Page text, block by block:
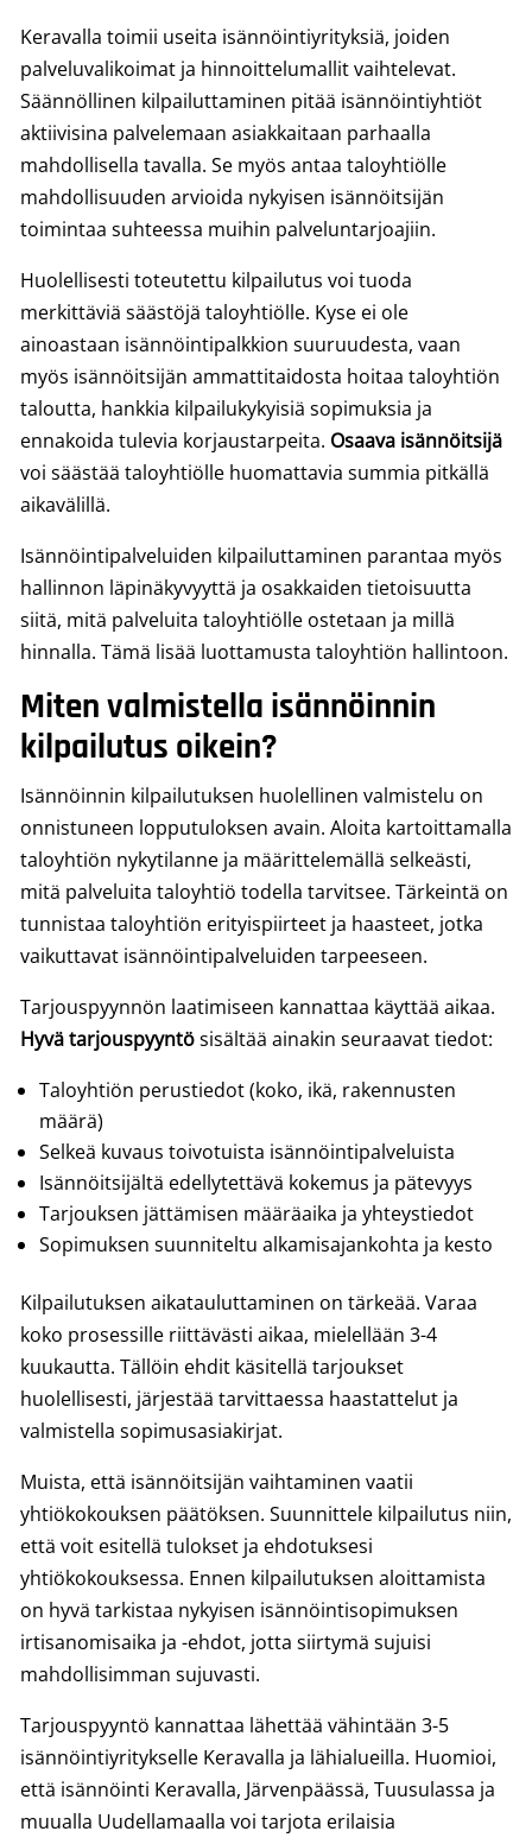
Keravalla toimii useita isännöintiyrityksiä, joiden
palveluvalikoimat ja hinnoittelumallit vaihtelevat.
Säännöllinen kilpailuttaminen pitää isännöintiyhtiöt
aktiivisina palvelemaan asiakkaitaan parhaalla
mahdollisella tavalla. Se myös antaa taloyhtiölle
mahdollisuuden arvioida nykyisen isännöitsijän
toimintaa suhteessa muihin palveluntarjoajiin.
Huolellisesti toteutettu kilpailutus voi tuoda
merkittäviä säästöjä taloyhtiölle. Kyse ei ole
ainoastaan isännöintipalkkion suuruudesta, vaan
myös isännöitsijän ammattitaidosta hoitaa taloyhtiön
taloutta, hankkia kilpailukykyisiä sopimuksia ja
ennakoida tulevia korjaustarpeita. Osaava isännöitsijä
voi säästää taloyhtiölle huomattavia summia pitkällä
aikavälillä.
Isännöintipalveluiden kilpailuttaminen parantaa myös
hallinnon läpinäkyvyyttä ja osakkaiden tietoisuutta
siitä, mitä palveluita taloyhtiölle ostetaan ja millä
hinnalla. Tämä lisää luottamusta taloyhtiön hallintoon.
Miten valmistella isännöinnin
kilpailutus oikein?
Isännöinnin kilpailutuksen huolellinen valmistelu on
onnistuneen lopputuloksen avain. Aloita kartoittamalla
taloyhtiön nykytilanne ja määrittelemällä selkeästi,
mitä palveluita taloyhtiö todella tarvitsee. Tärkeintä on
tunnistaa taloyhtiön erityispiirteet ja haasteet, jotka
vaikuttavat isännöintipalveluiden tarpeeseen.
Tarjouspyynnön laatimiseen kannattaa käyttää aikaa.
Hyvä tarjouspyyntösisältää ainakin seuraavat tiedot:
Taloyhtiön perustiedot (koko, ikä, rakennusten
määrä)
Selkeä kuvaus toivotuista isännöintipalveluista
Isännöitsijältä edellytettävä kokemus ja pätevyys
Tarjouksen jättämisen määräaika ja yhteystiedot
Sopimuksen suunniteltu alkamisajankohta ja kesto
Kilpailutuksen aikatauluttaminen on tärkeää. Varaa
koko prosessille riittävästi aikaa, mielellään 3-4
kuukautta. Tällöin ehdit käsitellä tarjoukset
huolellisesti, järjestää tarvittaessa haastattelut ja
valmistella sopimusasiakirjat.
Muista, että isännöitsijän vaihtaminen vaatii
yhtiökokouksen päätöksen. Suunnittele kilpailutus niin,
että voit esitellä tulokset ja ehdotuksesi
yhtiökokouksessa. Ennen kilpailutuksen aloittamista
on hyvä tarkistaa nykyisen isännöintisopimuksen
irtisanomisaika ja -ehdot, jotta siirtymä sujuisi
mahdollisimman sujuvasti.
Tarjouspyyntö kannattaa lähettää vähintään 3-5
isännöintiyritykselle Keravalla ja lähialueilla. Huomioi,
että isännöinti Keravalla, Järvenpäässä, Tuusulassa ja
muualla Uudellamaalla voi tarjota erilaisia